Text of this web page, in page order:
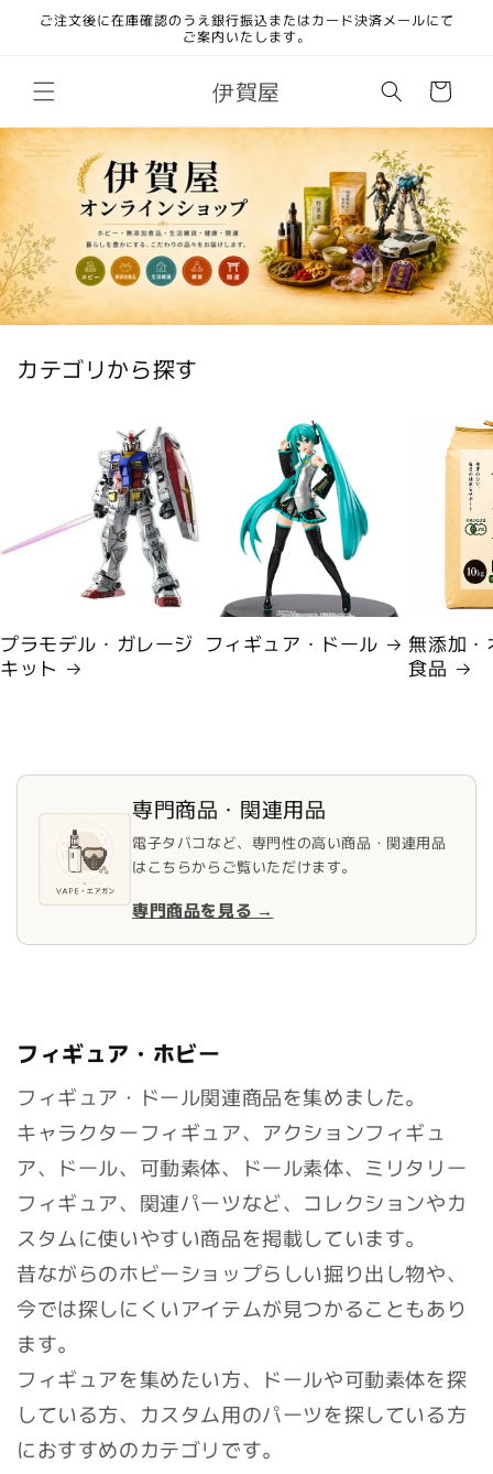
ンツに
ご注文後に在庫確認のうえ銀行振込またはカード決済メールにて
ご案内いたします。
伊賀屋
ー
カテゴリから探す
プラモデル・ガレージ
キット
フィギュア・ドール
無添加・
食品
専門商品・関連用品
電子タバコなど、専門性の高い商品・関連用品
はこちらからご覧いただけます。
専門商品を見る →
フィギュア・ホビー
フィギュア・ドール関連商品を集めました。
キャラクターフィギュア、アクションフィギュ
ア、ドール、可動素体、ドール素体、ミリタリー
フィギュア、関連パーツなど、コレクションやカ
スタムに使いやすい商品を掲載しています。
昔ながらのホビーショップらしい掘り出し物や、
今では探しにくいアイテムが見つかることもあり
ます。
フィギュアを集めたい方、ドールや可動素体を探
している方、カスタム用のパーツを探している方
におすすめのカテゴリです。